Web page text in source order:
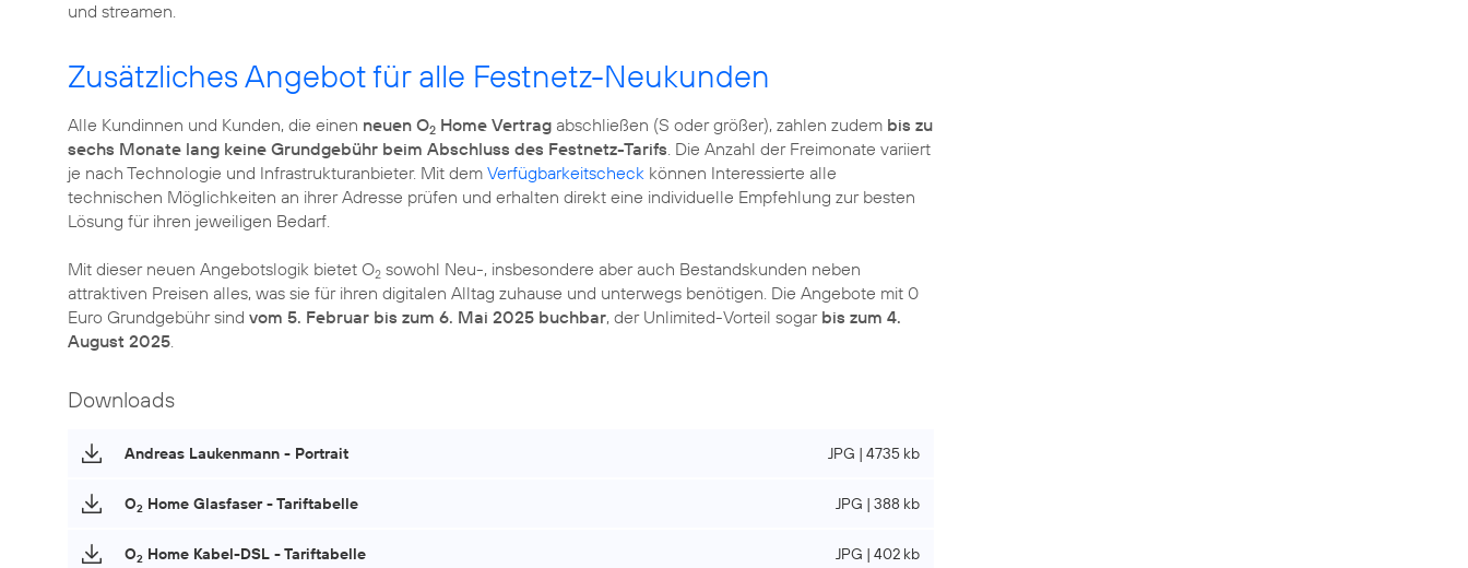
Zusätzliches Angebot für alle Festnetz-Neukunden
Alle Kundinnen und Kunden, die einen neuen O2 Home Vertrag abschließen (S oder größer), zahlen zudem bis zu
sechs Monate lang keine Grundgebühr beim Abschluss des Festnetz-Tarifs. Die Anzahl der Freimonate variiert
je nach Technologie und Infrastrukturanbieter. Mit dem Verfügbarkeitscheck können Interessierte alle
technischen Möglichkeiten an ihrer Adresse prüfen und erhalten direkt eine individuelle Empfehlung zur besten
Lösung für ihren jeweiligen Bedarf.
Mit dieser neuen Angebotslogik bietet O2 sowohl Neu-, insbesondere aber auch Bestandskunden neben
attraktiven Preisen alles, was sie für ihren digitalen Alltag zuhause und unterwegs benötigen. Die Angebote mit 0
Euro Grundgebühr sind vom 5. Februar bis zum 6. Mai 2025 buchbar, der Unlimited-Vorteil sogar bis zum 4.
August 2025.
Downloads
Andreas Laukenmann - Portrait JPG | 4735 kb
O2 Home Glasfaser - Tariftabelle JPG | 388 kb
O2 Home Kabel-DSL - Tariftabelle JPG | 402 kb